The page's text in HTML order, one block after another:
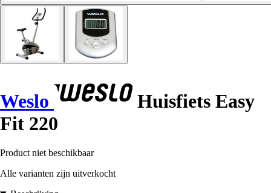
Weslo
Huisfiets Easy
Fit 220
Product niet beschikbaar
Alle varianten zijn uitverkocht